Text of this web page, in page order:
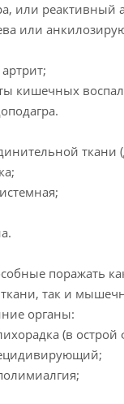
или реактивный
или
кишечных
ткани
поражать
так и
органы:
(в острой